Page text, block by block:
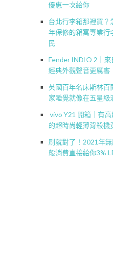
優惠一次給你
台北行李箱那裡買？
年保修的箱寓專業行
民
Fender INDIO 2｜
經典外觀聲音更厲害
英國百年名床斯林百
家睡覺就像在五星級
vivo Y21 開箱｜有
的超時尚輕薄背殺機
刷就對了！2021年
般消費直接給你3%